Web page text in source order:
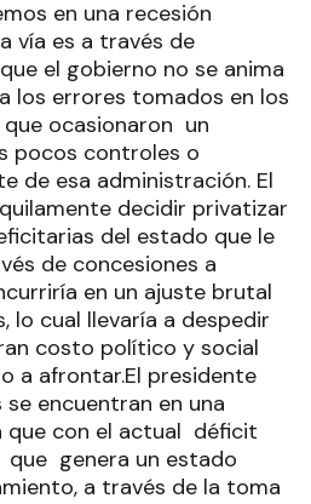
en una recesión
vía es a través de
el gobierno no se anima
los errores tomados en los
ocasionaron un
pocos controles o
de esa administración. El
decidir privatizar
del estado que le
de concesiones a
en un ajuste brutal
lo cual llevaría a despedir
costo político y social
a afrontar.El presidente
encuentran en una
que con el actual déficit
genera un estado
a través de la toma